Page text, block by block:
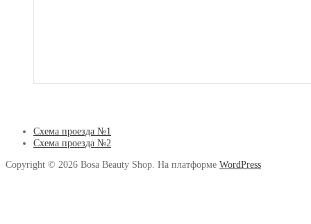
Схема проезда №1
Схема проезда №2
Copyright © 2026 Bosa Beauty Shop. На платформе WordPress